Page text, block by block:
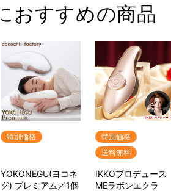
おすすめの商品
特別価格
YOKONEGU(ヨコネ
グ) プレミアム／1個
特別価格
送料無料
IKKOプロデュース
MEラボンエクラ